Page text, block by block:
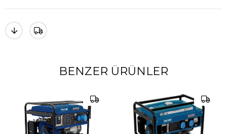
BENZER ÜRÜNLER